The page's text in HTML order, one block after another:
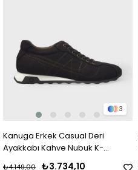
3
Kanuga Erkek Casual Deri
Ayakkabı Kahve Nubuk K-
₺3.734,10
₺4.149,00